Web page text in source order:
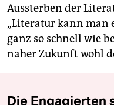
Aussterben der
„Literatur kann man
ganz so schnell wie
naher Zukunft wohl
Die Engagierten